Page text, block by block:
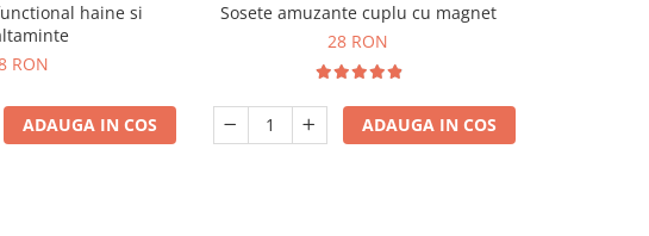
haine si
RON
ADAUGA IN COS
Sosete amuzante cuplu cu magnet
28 RON
ADAUGA IN COS